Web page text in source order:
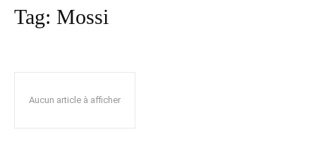
Tag: Mossi
Aucun article à afficher